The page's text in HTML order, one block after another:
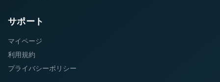
サポート
マイページ
利用規約
プライバシーポリシー